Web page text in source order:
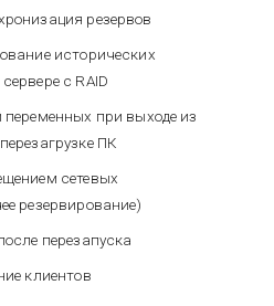
резервов
исторических
с RAID
при выходе из
ПК
сетевых
резервирование)
перезапуска
клиентов